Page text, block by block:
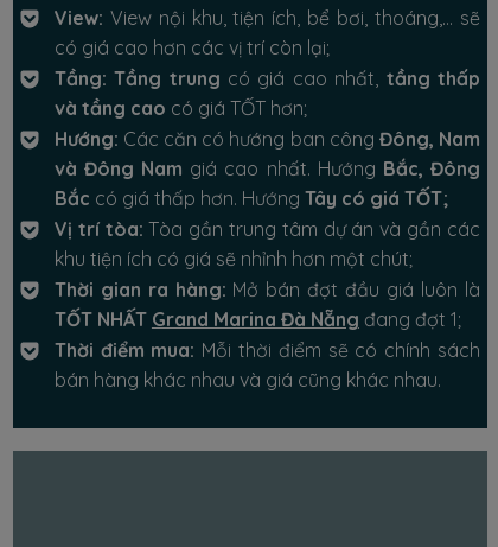
View: View nội khu, tiện ích, bể bơi, thoáng,… sẽ
có giá cao hơn các vị trí còn lại;
Tầng: Tầng trung có giá cao nhất, tầng thấp
và tầng cao có giá TỐT hơn;
Hướng: Các căn có hướng ban công Đông, Nam
và Đông Nam giá cao nhất. Hướng Bắc, Đông
Bắc có giá thấp hơn. Hướng Tây có giá TỐT;
Vị trí tòa: Tòa gần trung tâm dự án và gần các
khu tiện ích có giá sẽ nhỉnh hơn một chút;
Thời gian ra hàng: Mở bán đợt đầu giá luôn là
TỐT NHẤT Grand Marina Đà Nẵng đang đợt 1;
Thời điểm mua: Mỗi thời điểm sẽ có chính sách
bán hàng khác nhau và giá cũng khác nhau.